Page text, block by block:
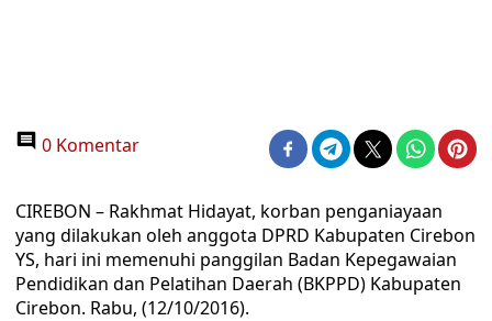
0 Komentar
CIREBON – Rakhmat Hidayat, korban penganiayaan
yang dilakukan oleh anggota DPRD Kabupaten Cirebon
YS, hari ini memenuhi panggilan Badan Kepegawaian
Pendidikan dan Pelatihan Daerah (BKPPD) Kabupaten
Cirebon. Rabu, (12/10/2016).